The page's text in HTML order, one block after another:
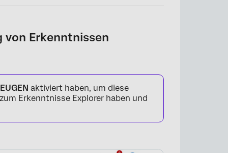
von Erkenntnissen
aktiviert haben, um diese
Erkenntnisse Explorer haben und